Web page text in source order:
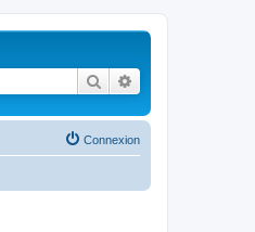
Rechercher
Connexion